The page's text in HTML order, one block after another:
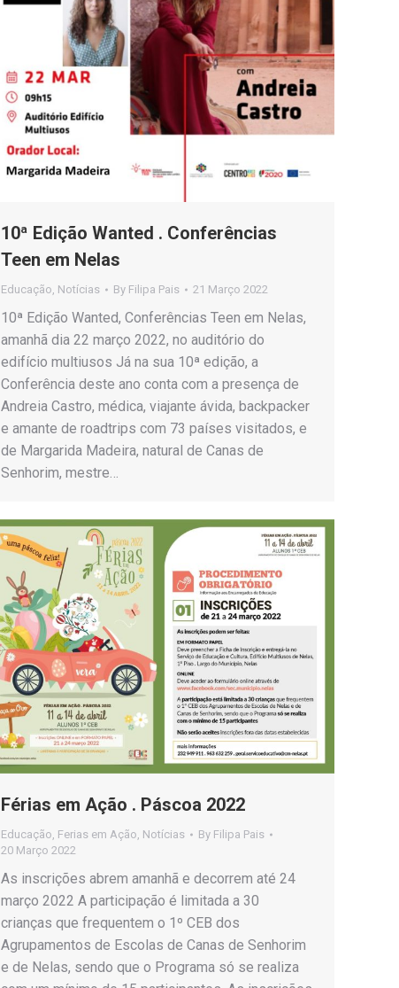
10ª Edição Wanted . Conferências
Teen em Nelas
Educação, Notícias By Filipa Pais 21 Março 2022
10ª Edição Wanted, Conferências Teen em Nelas,
amanhã dia 22 março 2022, no auditório do
edifício multiusos Já na sua 10ª edição, a
Conferência deste ano conta com a presença de
Andreia Castro, médica, viajante ávida, backpacker
e amante de roadtrips com 73 países visitados, e
de Margarida Madeira, natural de Canas de
Senhorim, mestre…
Férias em Ação . Páscoa 2022
Educação Ferias em Ação Notícias By Filipa Pais
20 Março 2022
As inscrições abrem amanhã e decorrem até 24
março 2022 A participação é limitada a 30
crianças que frequentem o 1º CEB dos
Agrupamentos de Escolas de Canas de Senhorim
e de Nelas, sendo que o Programa só se realiza